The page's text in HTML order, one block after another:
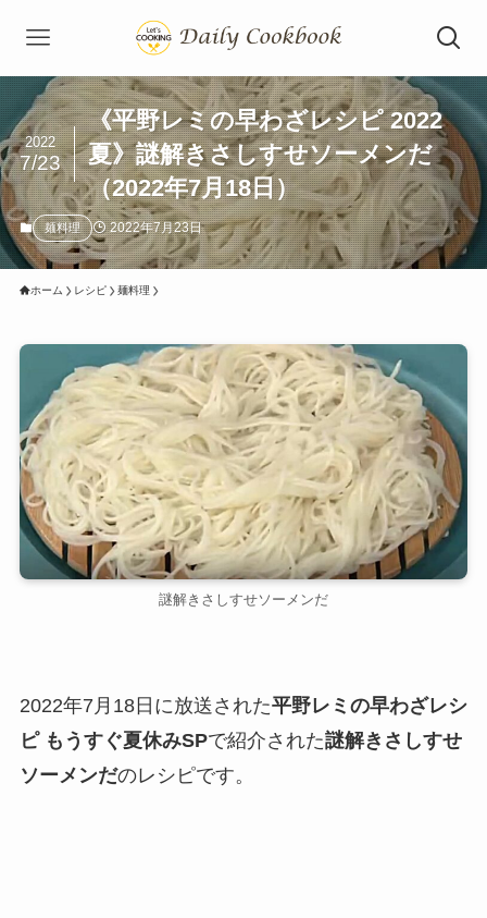
《平野レミの早わざレシピ 2022
夏》謎解きさしすせソーメンだ
（2022年7月18日）
2022
7/23
麺料理 2022年7月23日
ホーム レシピ 麺料理
謎解きさしすせソーメンだ
2022年7月18日に放送された平野レミの早わざレシ
ピ もうすぐ夏休みSPで紹介された謎解きさしすせ
ソーメンだのレシピです。